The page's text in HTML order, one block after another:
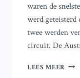
waren de
werd geteisterd
twee werden
circuit. De
LEES MEER